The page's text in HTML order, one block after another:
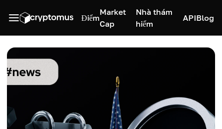
Điểm
Market
Cap
Nhà thám
hiểm
APIBlog